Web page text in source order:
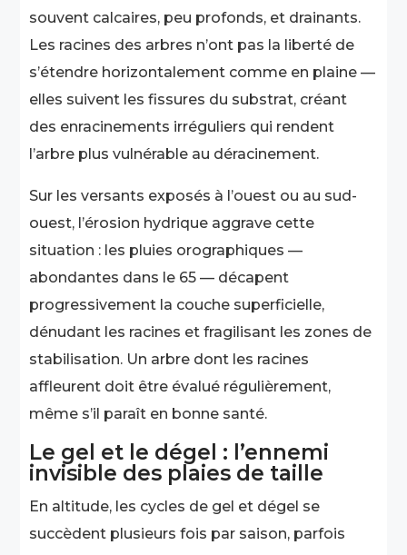
souvent calcaires, peu profonds, et drainants.
Les racines des arbres n’ont pas la liberté de
s’étendre horizontalement comme en plaine —
elles suivent les fissures du substrat, créant
des enracinements irréguliers qui rendent
l’arbre plus vulnérable au déracinement.
Sur les versants exposés à l’ouest ou au sud-
ouest, l’érosion hydrique aggrave cette
situation : les pluies orographiques —
abondantes dans le 65 — décapent
progressivement la couche superficielle,
dénudant les racines et fragilisant les zones de
stabilisation. Un arbre dont les racines
affleurent doit être évalué régulièrement,
même s’il paraît en bonne santé.
Le gel et le dégel : l’ennemi
invisible des plaies de taille
En altitude, les cycles de gel et dégel se
succèdent plusieurs fois par saison, parfois